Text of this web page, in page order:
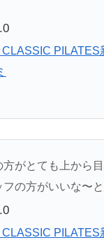
PILATES
がとても上から
の方がいいな〜と
PILATES